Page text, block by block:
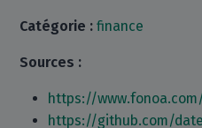
Catégorie : finance
Sources :
https://
https://github.com/